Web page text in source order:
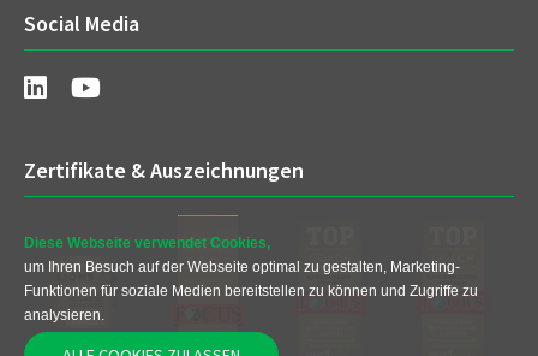
Social Media
Zertifikate & Auszeichnungen
Diese Webseite verwendet Cookies,
um Ihren Besuch auf der Webseite optimal zu gestalten, Marketing-
Funktionen für soziale Medien bereitstellen zu können und Zugriffe zu
analysieren.